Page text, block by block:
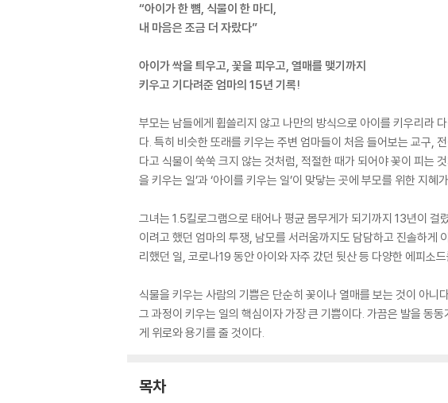
“아이가 한 뼘, 식물이 한 마디,
내 마음은 조금 더 자랐다”
아이가 싹을 틔우고, 꽃을 피우고, 열매를 맺기까지
키우고 기다려준 엄마의 15년 기록!
부모는 남들에게 휩쓸리지 않고 나만의 방식으로 아이를 키우리라
다. 특히 비슷한 또래를 키우는 주변 엄마들이 처음 들어보는 교구,
다고 식물이 쑥쑥 크지 않는 것처럼, 적절한 때가 되어야 꽃이 피는
을 키우는 일’과 ‘아이를 키우는 일’이 맞닿는 곳에 부모를 위한 지혜
그녀는 1.5킬로그램으로 태어나 평균 몸무게가 되기까지 13년이
이려고 했던 엄마의 투쟁, 남모를 서러움까지도 담담하고 진솔하게
리했던 일, 코로나19 동안 아이와 자주 갔던 뒷산 등 다양한 에피소
식물을 키우는 사람의 기쁨은 단순히 꽃이나 열매를 보는 것이 아
그 과정이 키우는 일의 핵심이자 가장 큰 기쁨이다. 가끔은 발을 동
게 위로와 용기를 줄 것이다.
목차